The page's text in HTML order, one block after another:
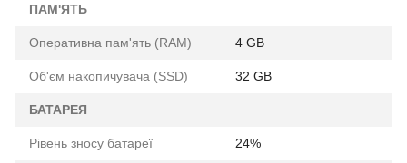
ПАМ'ЯТЬ
Оперативна пам'ять (RAM) 4 GB
Об'єм накопичувача (SSD) 32 GB
БАТАРЕЯ
Рівень зносу батареї 24%